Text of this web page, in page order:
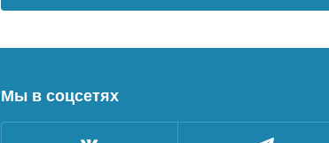
Мы в соцсетях